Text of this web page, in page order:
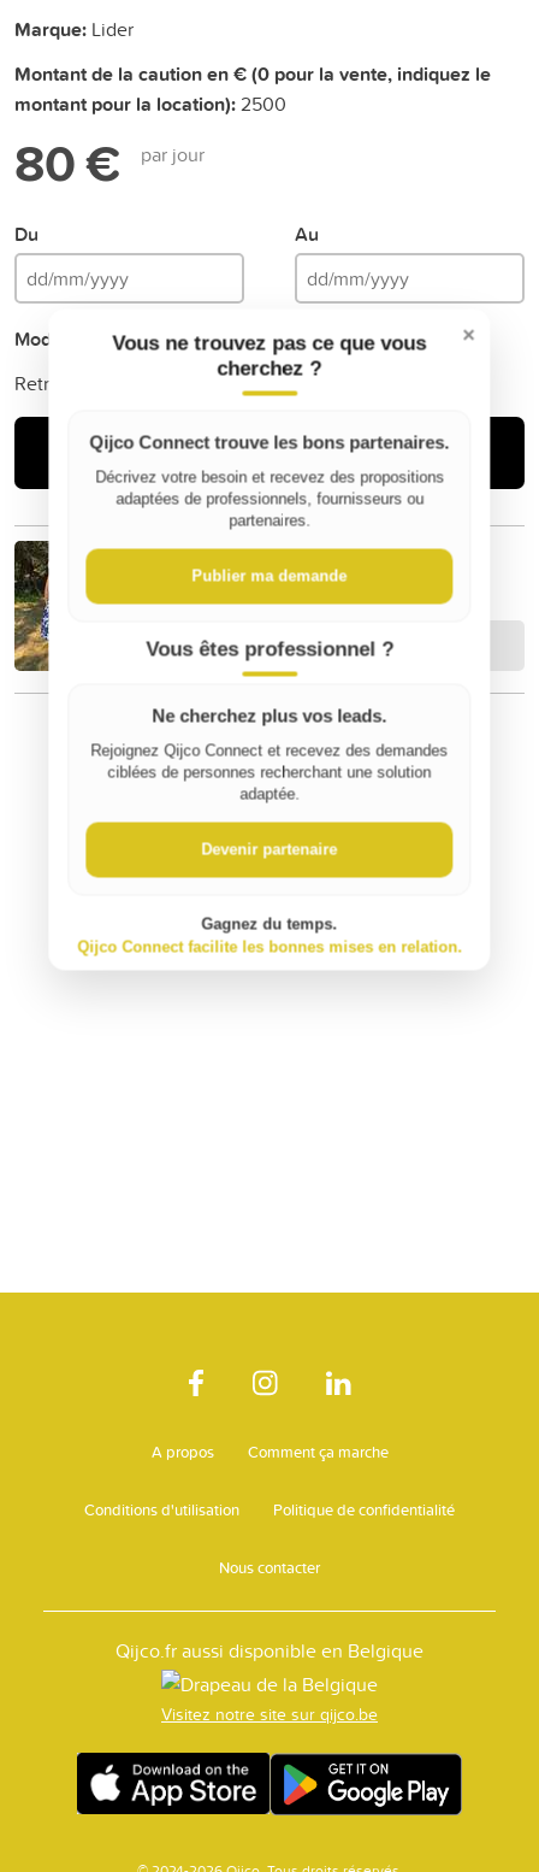
Marque: Lider
Montant de la caution en € (0 pour la vente, indiquez le
montant pour la location):2500
80 € par jour
Du Au
Mode de livraison
Retrait
Louer
Jeremy B
Contacter
⚠️ Signaler un contenu inapproprié
A propos Comment ça marche
Conditions d'utilisation Politique de confidentialité
Nous contacter
Qijco.fr aussi disponible en Belgique
Visitez notre site sur qijco.be
×
Vous ne trouvez pas ce que vous
cherchez ?
Qijco Connect trouve les bons partenaires.
Décrivez votre besoin et recevez des propositions
adaptées de professionnels, fournisseurs ou
partenaires.
Publier ma demande
Vous êtes professionnel ?
Ne cherchez plus vos leads.
Rejoignez Qijco Connect et recevez des demandes
ciblées de personnes recherchant une solution
adaptée.
Devenir partenaire
Gagnez du temps.
Qijco Connect facilite les bonnes mises en relation.